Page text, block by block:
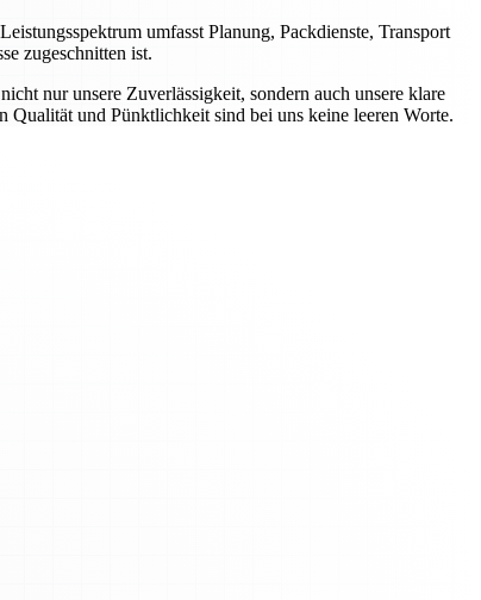
umfasst Planung, Packdienste, Transport
zugeschnitten ist.
nur unsere Zuverlässigkeit, sondern auch unsere klare
Qualität und Pünktlichkeit sind bei uns keine leeren Worte.